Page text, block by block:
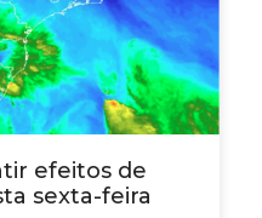
efeitos de
sexta-feira